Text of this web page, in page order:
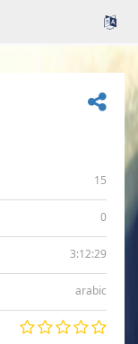
15
0
3:12:29
arabic